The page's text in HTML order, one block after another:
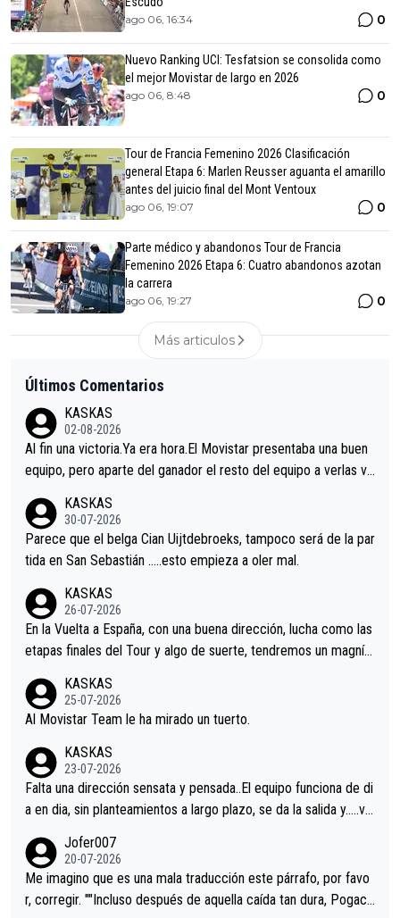
ago 06, 16:34 0
Nuevo Ranking UCI: Tesfatsion se consolida como
el mejor Movistar de largo en 2026
ago 06, 8:48 0
Tour de Francia Femenino 2026 Clasificación
general Etapa 6: Marlen Reusser aguanta el amarillo
antes del juicio final del Mont Ventoux
ago 06, 19:07 0
Parte médico y abandonos Tour de Francia
Femenino 2026 Etapa 6: Cuatro abandonos azotan
la carrera
ago 06, 19:27 0
Más articulos
Últimos Comentarios
KASKAS
02-08-2026
Al fin una victoria.Ya era hora.El Movistar presentaba una buen
equipo, pero aparte del ganador el resto del equipo a verlas ve
s.La única buena noticia es la mejoría de Enric Más en San Seb
astian.Si en la Vuelta a Burgos sigue la mejoría, podríamos ten
er alguna sorpresa en la Vuelta.Ojalá.
KASKAS
30-07-2026
Parece que el belga Cian Uijtdebroeks, tampoco será de la par
tida en San Sebastián …..esto empieza a oler mal.
KASKAS
26-07-2026
En la Vuelta a España, con una buena dirección, lucha como las
etapas finales del Tour y algo de suerte, tendremos un magnífi
KASKAS
25-07-2026
Al Movistar Team le ha mirado un tuerto.
KASKAS
23-07-2026
Falta una dirección sensata y pensada..El equipo funciona de di
a en dia, sin planteamientos a largo plazo, se da la salida y…..ve
Minguez, Velez etc etc.Me da pena vivir estos momentos tan
tristes sin victorias.
Jofer007
20-07-2026
Me imagino que es una mala traducción este párrafo, por favo
r, corregir. ""Incluso después de aquella caída tan dura, Pogaca